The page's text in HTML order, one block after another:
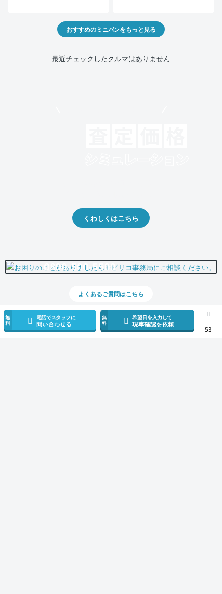
無
料
電話でスタッフに
問い合わせる
無
料
希望日を入力して
現車確認を依頼
53
おすすめのミニバンをもっと見る
最近チェックしたクルマはありません
くわしくはこちら
0800-500-5500
よくあるご質問はこちら